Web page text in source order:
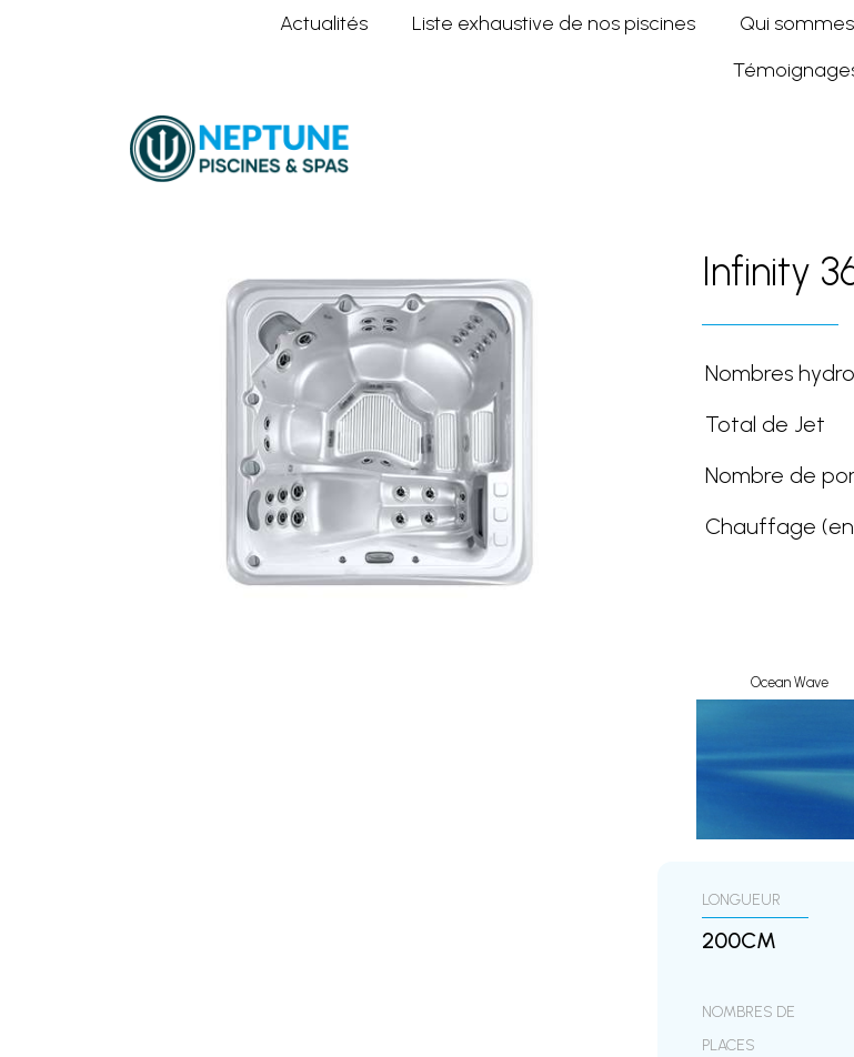
Actualités Liste exhaustive de nos piscines
Qui
Home
Infinity
Nombres
Total de Jet
Nombre de
Chauffage (en
Ocean Wave
LONGUEUR
200CM
NOMBRES DE
PLACES